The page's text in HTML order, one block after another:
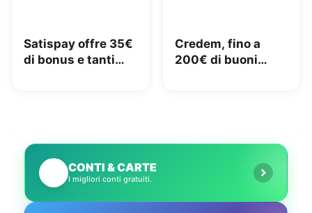
Satispay offre 35€
di bonus e tanti
Credem, fino a
200€ di buoni
CONTI & CARTE
I migliori conti gratuiti.